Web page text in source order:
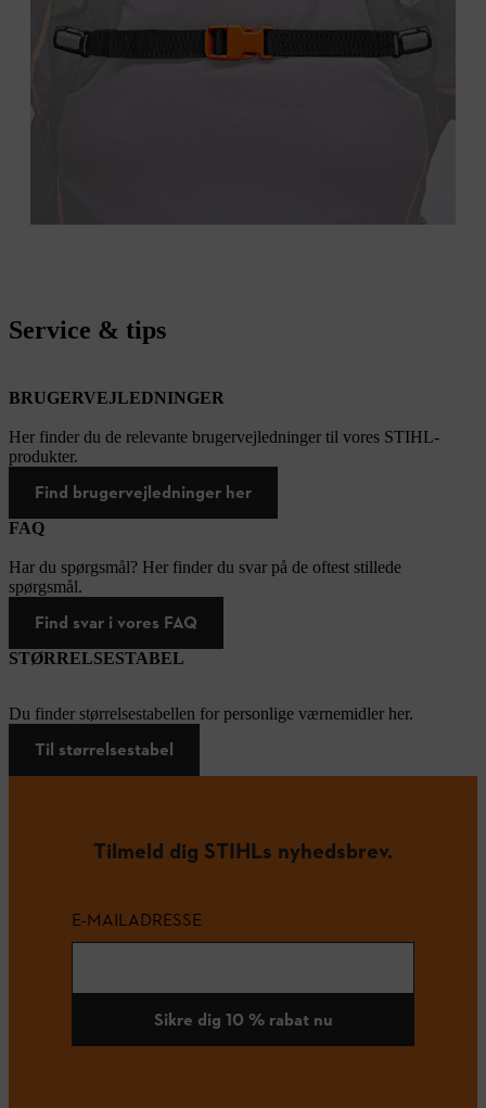
Service & tips
BRUGERVEJLEDNINGER
Her finder du de relevante brugervejledninger til vores STIHL-
produkter.
Find brugervejledninger her
FAQ
Har du spørgsmål? Her finder du svar på de oftest stillede
spørgsmål.
Find svar i vores FAQ
STØRRELSESTABEL
Du finder størrelsestabellen for personlige værnemidler her.
Til størrelsestabel
Tilmeld dig STIHLs nyhedsbrev.
E-MAILADRESSE
Sikre dig 10 % rabat nu